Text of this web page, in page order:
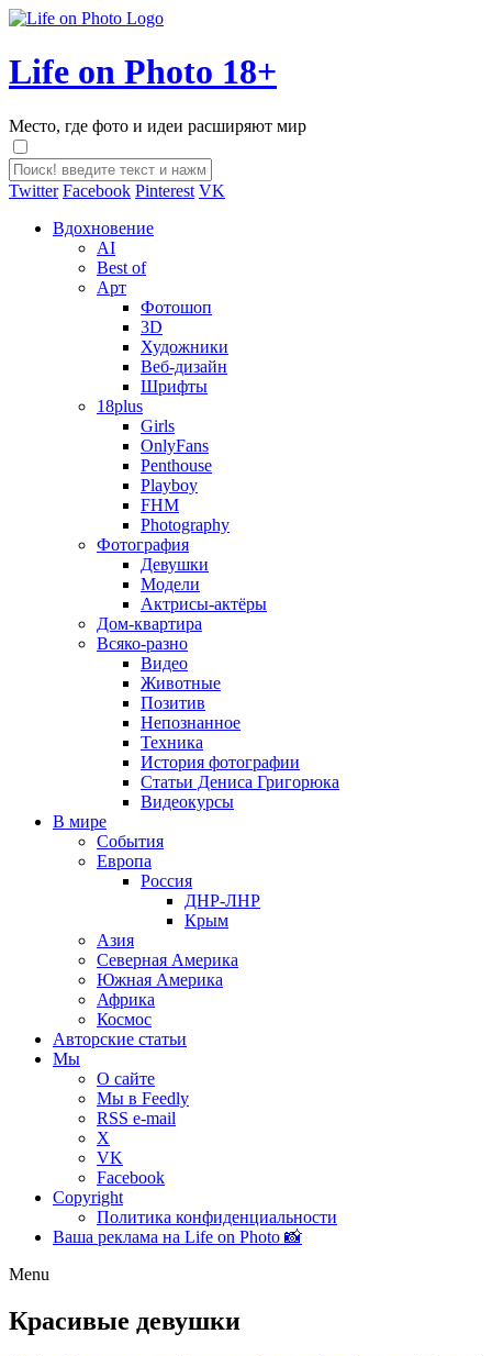
Life on Photo 18+
Место, где фото и идеи расширяют мир
Twitter Facebook Pinterest VK
Вдохновение
AI
Best of
Арт
Фотошоп
3D
Художники
Веб-дизайн
Шрифты
18plus
Girls
OnlyFans
Penthouse
Playboy
FHM
Photography
Фотография
Девушки
Модели
Актрисы-актёры
Дом-квартира
Всяко-разно
Видео
Животные
Позитив
Непознанное
Техника
История фотографии
Статьи Дениса Григорюка
Видеокурсы
В мире
События
Европа
Россия
ДНР-ЛНР
Крым
Азия
Северная Америка
Южная Америка
Африка
Космос
Авторские статьи
Мы
О сайте
Мы в Feedly
RSS e-mail
X
VK
Facebook
Copyright
Политика конфиденциальности
Ваша реклама на Life on Photo 📸
Menu
Красивые девушки